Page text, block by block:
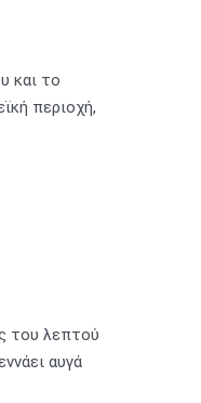
και το
περιοχή,
του λεπτού
αυγά